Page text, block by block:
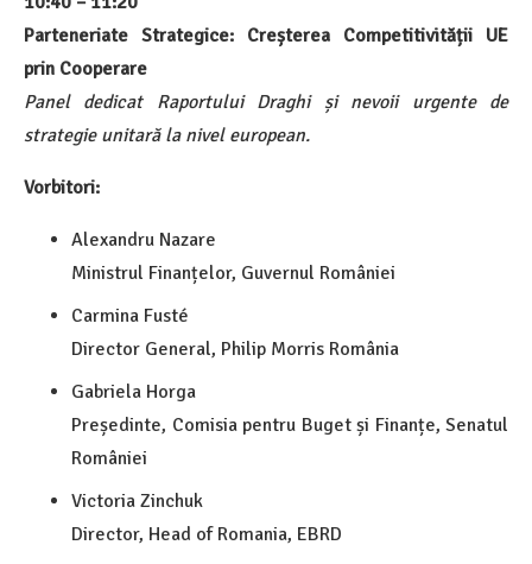
Parteneriate Strategice: Creșterea Competitivității UE
prin Cooperare
Panel dedicat Raportului Draghi și nevoii urgente de
strategie unitară la nivel european.
Vorbitori:
Alexandru Nazare
Ministrul Finanțelor, Guvernul României
Carmina Fusté
Director General, Philip Morris România
Gabriela Horga
Președinte, Comisia pentru Buget și Finanțe, Senatul
României
Victoria Zinchuk
Director, Head of Romania, EBRD